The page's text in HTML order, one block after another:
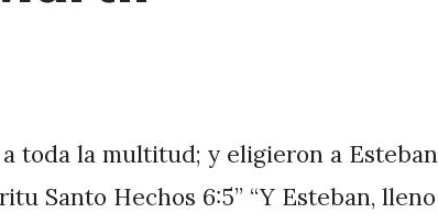
toda la multitud; y eligieron a
Santo Hechos 6:5” “Y Esteban,